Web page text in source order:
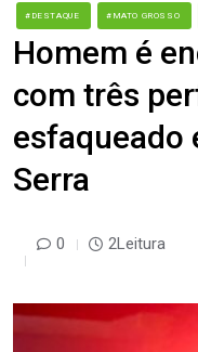
#DESTAQUE #MATO GROSSO
Homem é
com três
esfaqueado
Serra
0 2Leitura